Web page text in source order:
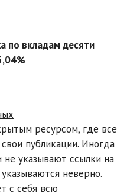
по вкладам десяти
ресурсом, где все
публикации. Иногда
не указывают ссылки на
неверно.
с себя всю